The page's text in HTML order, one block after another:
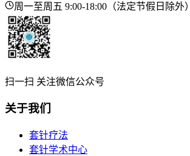
周一至周五 9:00-18:00（法定节假日除外）
扫一扫 关注微信公众号
关于我们
套针疗法
套针学术中心